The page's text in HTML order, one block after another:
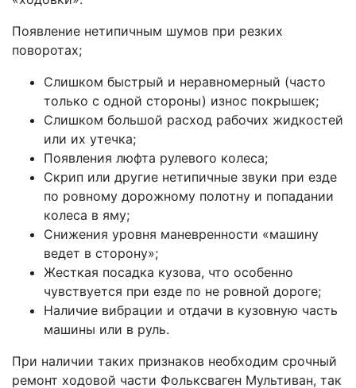
Появление нетипичным шумов при резких
поворотах;
Слишком быстрый и неравномерный (часто
только с одной стороны) износ покрышек;
Слишком большой расход рабочих жидкостей
или их утечка;
Появления люфта рулевого колеса;
Скрип или другие нетипичные звуки при езде
по ровному дорожному полотну и попадании
колеса в яму;
Снижения уровня маневренности «машину
ведет в сторону»;
Жесткая посадка кузова, что особенно
чувствуется при езде по не ровной дороге;
Наличие вибрации и отдачи в кузовную часть
машины или в руль.
При наличии таких признаков необходим срочный
ремонт ходовой части Фольксваген Мультиван, так